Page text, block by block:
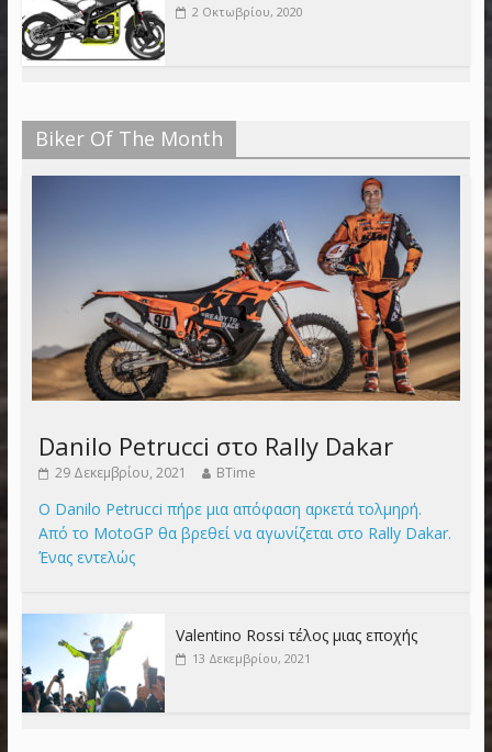
2 Οκτωβρίου, 2020
Biker Of The Month
Danilo Petrucci στο Rally Dakar
29 Δεκεμβρίου, 2021 BTime
Ο Danilo Petrucci πήρε μια απόφαση αρκετά τολμηρή.
Από το MotoGP θα βρεθεί να αγωνίζεται στο Rally Dakar.
Ένας εντελώς
Valentino Rossi τέλος μιας εποχής
13 Δεκεμβρίου, 2021